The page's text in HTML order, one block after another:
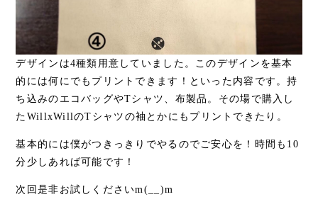
デザインは4種類用意していました。このデザインを基本
的には何にでもプリントできます！といった内容です。持
ち込みのエコバッグやTシャツ、布製品。その場で購入し
たWillxWillのTシャツの袖とかにもプリントできたり。
基本的には僕がつきっきりでやるのでご安心を！時間も10
分少しあれば可能です！
次回是非お試しくださいm(__)m